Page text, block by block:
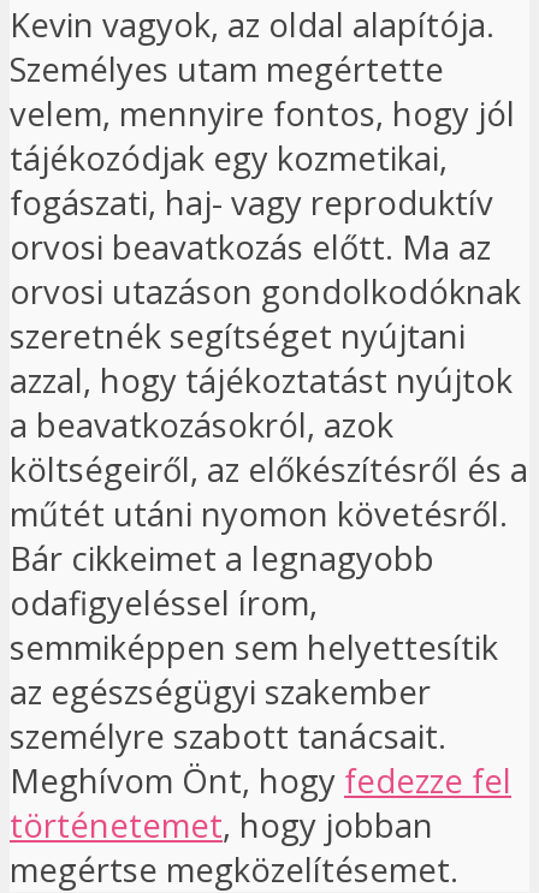
Kevin vagyok, az oldal alapítója.
Személyes utam megértette
velem, mennyire fontos, hogy jól
tájékozódjak egy kozmetikai,
fogászati, haj- vagy reproduktív
orvosi beavatkozás előtt. Ma az
orvosi utazáson gondolkodóknak
szeretnék segítséget nyújtani
azzal, hogy tájékoztatást nyújtok
a beavatkozásokról, azok
költségeiről, az előkészítésről és a
műtét utáni nyomon követésről.
Bár cikkeimet a legnagyobb
odafigyeléssel írom,
semmiképpen sem helyettesítik
az egészségügyi szakember
személyre szabott tanácsait.
Meghívom Önt, hogy fedezze fel
történetemet, hogy jobban
megértse megközelítésemet.